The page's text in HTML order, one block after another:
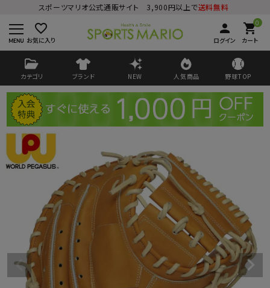
スポーツマリオ公式通販サイト 3,900円以上で送料無料
favorite_border
お気に入り
person
ログイン
0
shopping_cart
カート
カテゴリ ブランド NEW 人気商品 野球TOP
ログイン
ようこそ ゲスト 様
検索